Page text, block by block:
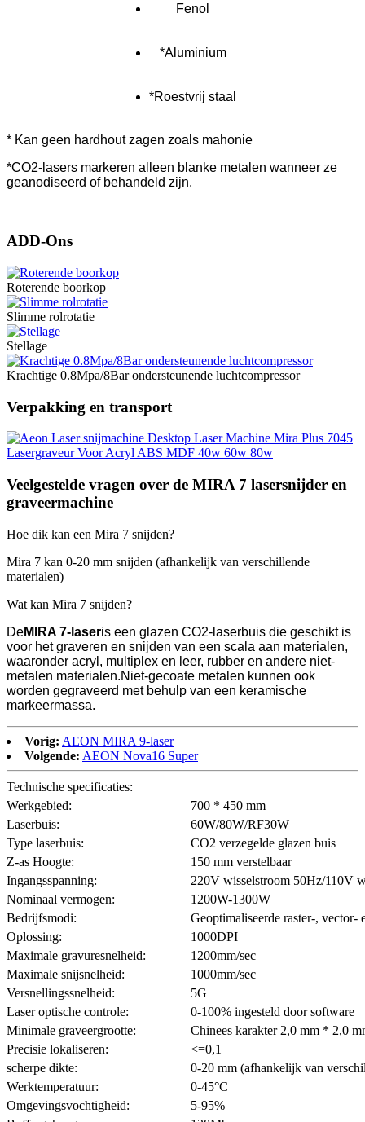
Fenol
*Aluminium
*Roestvrij staal
* Kan geen hardhout zagen zoals mahonie
*CO2-lasers markeren alleen blanke metalen wanneer ze
geanodiseerd of behandeld zijn.
ADD-Ons
Roterende boorkop
Slimme rolrotatie
Stellage
Krachtige 0.8Mpa/8Bar ondersteunende luchtcompressor
Verpakking en transport
Veelgestelde vragen over de MIRA 7 lasersnijder en
graveermachine
Hoe dik kan een Mira 7 snijden?
Mira 7 kan 0-20 mm snijden (afhankelijk van verschillende
materialen)
Wat kan Mira 7 snijden?
DeMIRA 7-laseris een glazen CO2-laserbuis die geschikt is
voor het graveren en snijden van een scala aan materialen,
waaronder acryl, multiplex en leer, rubber en andere niet-
metalen materialen.Niet-gecoate metalen kunnen ook
worden gegraveerd met behulp van een keramische
markeermassa.
Vorig: AEON MIRA 9-laser
Volgende: AEON Nova16 Super
Technische specificaties:
Werkgebied:
700 * 450 mm
Laserbuis:
60W/80W/RF30W
Type laserbuis:
CO2 verzegelde glazen buis
Z-as Hoogte:
150 mm verstelbaar
Ingangsspanning:
220V wisselstroom 50Hz/110V
Nominaal vermogen:
1200W-1300W
Bedrijfsmodi:
Geoptimaliseerde raster-, vector-
Oplossing:
1000DPI
Maximale gravuresnelheid:
1200mm/sec
Maximale snijsnelheid:
1000mm/sec
Versnellingssnelheid:
5G
Laser optische controle:
0-100% ingesteld door software
Minimale graveergrootte:
Chinees karakter 2,0 mm * 2,0
Precisie lokaliseren:
<=0,1
scherpe dikte:
0-20 mm (afhankelijk van
Werktemperatuur:
0-45°C
Omgevingsvochtigheid:
5-95%